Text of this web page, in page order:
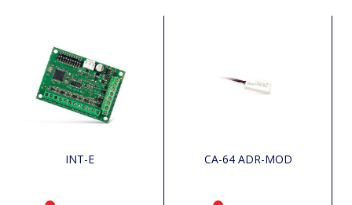
INT-E CA-64 ADR-MOD